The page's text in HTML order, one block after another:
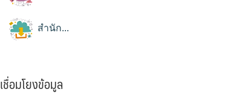
สำนัก...
เชื่อมโยงข้อมูล